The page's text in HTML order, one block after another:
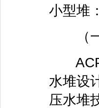
小型堆：
水堆设
压水堆